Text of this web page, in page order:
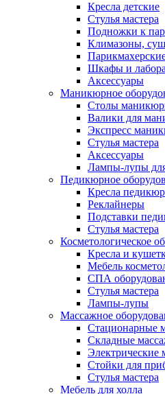
Кресла детские
Стулья мастера
Подножки к
Климазоны,
Шкафы и
Аксессуары
Маникюрное
Столы
Валики для
Экспресс
Стулья мастера
Аксессуары
Лампы-лупы
Педикюрное
Кресла
Реклайнеры
Подставки
Стулья мастера
Косметологическое
Кресла и
Мебель
СПА
Стулья мастера
Лампы-лупы
Массажное
Стационарные
Складные
Электрические
Стойки для
Стулья мастера
Мебель для холла